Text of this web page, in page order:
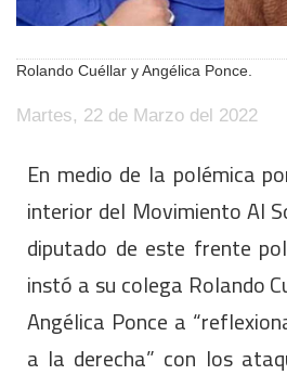
Rolando Cuéllar y Angélica Ponce.
Martes, 22 de Marzo del 2022
En medio de la polémica
interior del Movimiento Al
diputado de este frente
instó a su colega Rolando
Angélica Ponce a
a la derecha” con los